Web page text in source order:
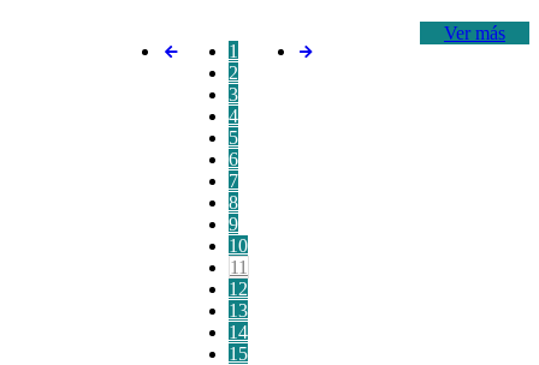
Ver más
1
2
3
4
5
6
7
8
9
10
11
12
13
14
15